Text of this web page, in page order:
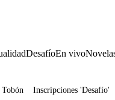
DesafíoEn vivo
Tobón Inscripciones 'Desafío'